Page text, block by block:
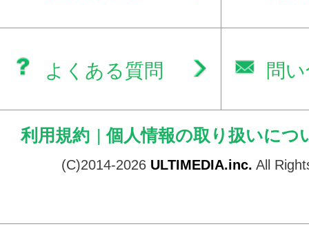
よくある質問 問
利用規約 | 個人情報の取り扱いにつ
(C)2014-2026 ULTIMEDIA.inc. All